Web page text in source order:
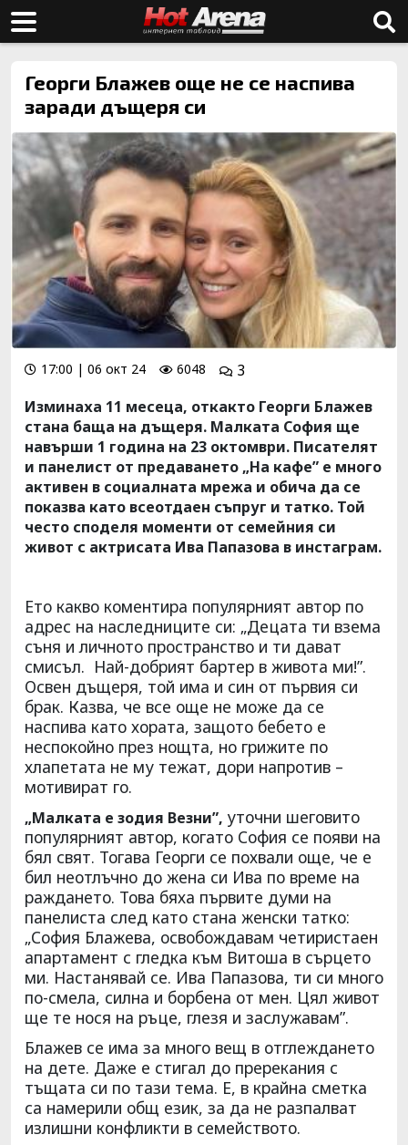
Георги Блажев още не се наспива
заради дъщеря си
17:00 | 06 окт 24 6048
3
Изминаха 11 месеца, откакто Георги Блажев
стана баща на дъщеря. Малката София ще
навърши 1 година на 23 октомври. Писателят
и панелист от предаването „На кафе” е много
активен в социалната мрежа и обича да се
показва като всеотдаен съпруг и татко. Той
често споделя моменти от семейния си
живот с актрисата Ива Папазова в инстаграм.
Ето какво коментира популярният автор по
адрес на наследниците си: „Децата ти взема
съня и личното пространство и ти дават
смисъл. Най-добрият бартер в живота ми!”.
Освен дъщеря, той има и син от първия си
брак. Казва, че все още не може да се
наспива като хората, защото бебето е
неспокойно през нощта, но грижите по
хлапетата не му тежат, дори напротив –
мотивират го.
„Малката е зодия Везни”, уточни шеговито
популярният автор, когато София се появи на
бял свят. Тогава Георги се похвали още, че е
бил неотлъчно до жена си Ива по време на
раждането. Това бяха първите думи на
панелиста след като стана женски татко:
„София Блажева, освобождавам четиристаен
апартамент с гледка към Витоша в сърцето
ми. Настанявай се. Ива Папазова, ти си много
по-смела, силна и борбена от мен. Цял живот
ще те нося на ръце, глезя и заслужавам”.
Блажев се има за много вещ в отглеждането
на дете. Даже е стигал до пререкания с
тъщата си по тази тема. Е, в крайна сметка
са намерили общ език, за да не разпалват
излишни конфликти в семейството.